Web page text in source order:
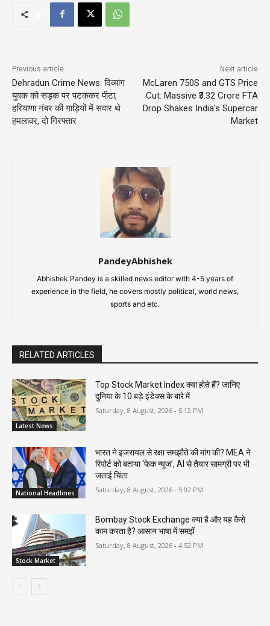
Previous article
Dehradun Crime News: दिव्यांग
युवक को सड़क पर पटककर पीटा,
हरियाणा नंबर की गाड़ियों में सवार थे
हमलावर, दो गिरफ्तार
Next article
McLaren 750S and GTS Price
Cut: Massive ₹3.32 Crore FTA
Drop Shakes India’s Supercar
Market
PandeyAbhishek
Abhishek Pandey is a skilled news editor with 4-5 years of
experience in the field, he covers mostly political, world news,
sports and etc.
RELATED ARTICLES
Latest News
Top Stock Market Index क्या होते हैं? जानिए
दुनिया के 10 बड़े इंडेक्स के बारे में
Saturday, 8 August, 2026 - 5:12 PM
National Headlines
भारत ने इजरायल से रक्षा समझौते की मांग की? MEA ने
रिपोर्ट को बताया ‘फेक न्यूज’, AI से तैयार सामग्री पर भी
जताई चिंता
Saturday, 8 August, 2026 - 5:02 PM
Stock Market
Bombay Stock Exchange क्या है और यह कैसे
काम करता है? आसान भाषा में समझें
Saturday, 8 August, 2026 - 4:52 PM